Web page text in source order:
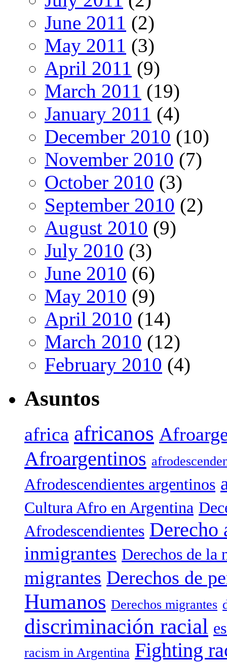
June 2011 (2)
May 2011 (3)
April 2011 (9)
March 2011 (19)
January 2011 (4)
December 2010 (10)
November 2010 (7)
October 2010 (3)
September 2010 (2)
August 2010 (9)
July 2010 (3)
June 2010 (6)
May 2010 (9)
April 2010 (14)
March 2010 (12)
February 2010 (4)
Asuntos
africa africanos
Afroargentinos
Afrodescendientes argentinos
Cultura Afro en Argentina
Afrodescendientes Derecho
inmigrantes Derechos de la
migrantes Derechos de
Humanos Derechos migrantes
discriminación racial
racism in Argentina Fighting